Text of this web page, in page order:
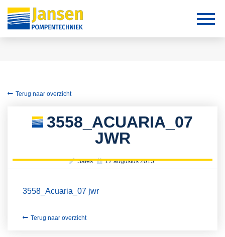
Terug naar overzicht
3558_ACUARIA_07
JWR
Sales 17 augustus 2015
3558_Acuaria_07 jwr
Terug naar overzicht